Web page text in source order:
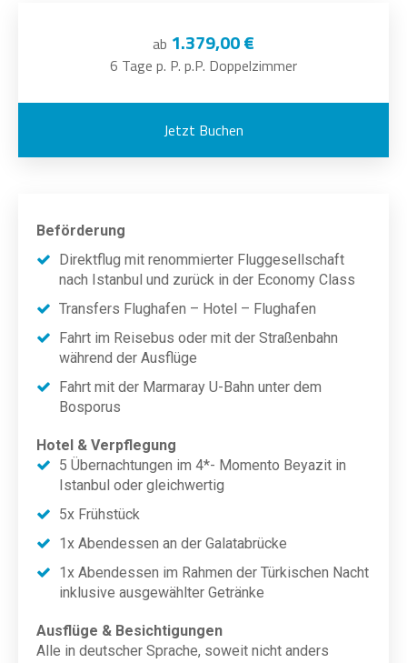
ab 1.379,00 €
6 Tage p. P. p.P. Doppelzimmer
Jetzt Buchen
Beförderung
Direktflug mit renommierter Fluggesellschaft
nach Istanbul und zurück in der Economy Class
Transfers Flughafen – Hotel – Flughafen
Fahrt im Reisebus oder mit der Straßenbahn
während der Ausflüge
Fahrt mit der Marmaray U-Bahn unter dem
Bosporus
Hotel & Verpflegung
5 Übernachtungen im 4*- Momento Beyazit in
Istanbul oder gleichwertig
5x Frühstück
1x Abendessen an der Galatabrücke
1x Abendessen im Rahmen der Türkischen Nacht
inklusive ausgewählter Getränke
Ausflüge & Besichtigungen
Alle in deutscher Sprache, soweit nicht anders